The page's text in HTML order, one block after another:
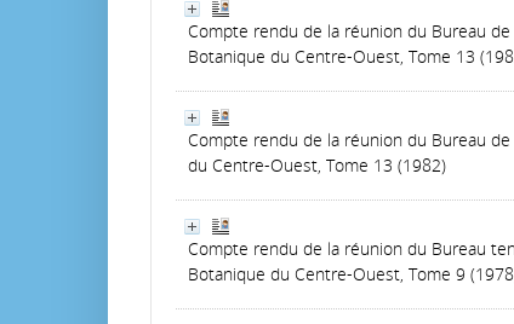
Compte rendu de la réunion du Bureau
Botanique du Centre-Ouest, Tome 13
Compte rendu de la réunion du Bureau
du Centre-Ouest, Tome 13 (1982)
Compte rendu de la réunion du Bureau
Botanique du Centre-Ouest, Tome 9